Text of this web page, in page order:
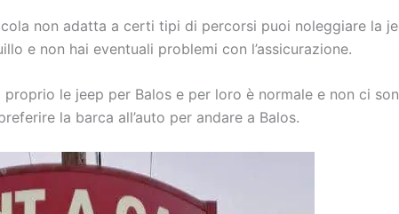
non adatta a certi tipi di percorsi puoi noleggiare la
e non hai eventuali problemi con l’assicurazione.
le jeep per Balos e per loro è normale e non ci
la barca all’auto per andare a Balos.